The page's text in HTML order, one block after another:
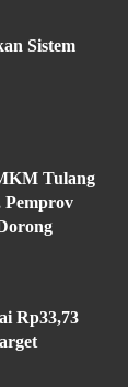
Sistem
Tulang
Pemprov
Rp33,73